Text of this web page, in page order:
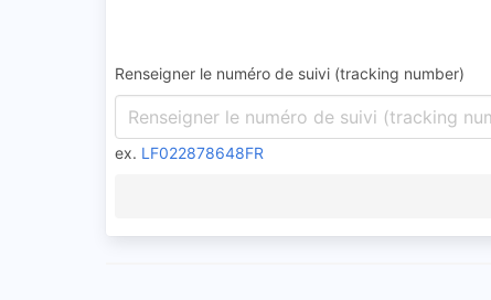
Renseigner le numéro de suivi (tracking number)
ex. LF022878648FR